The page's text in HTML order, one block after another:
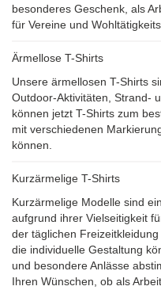
besonderes Geschenk, als
für Vereine und
Ärmellose T-Shirts
Unsere ärmellosen T-Shirts
Outdoor-Aktivitäten, Strand-
können jetzt T-Shirts zum
mit verschiedenen
können.
Kurzärmelige T-Shirts
Kurzärmelige Modelle sind
aufgrund ihrer Vielseitigkeit
der täglichen
die individuelle Gestaltung
und besondere Anlässe
Ihren Wünschen, ob als